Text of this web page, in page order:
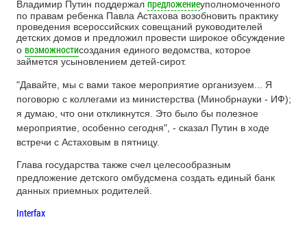
Владимир Путин поддержал предложениеуполномоченного
по правам ребенка Павла Астахова возобновить практику
проведения всероссийских совещаний руководителей
детских домов и предложил провести широкое обсуждение
о возможностисоздания единого ведомства, которое
займется усыновлением детей-сирот.
"Давайте, мы с вами такое мероприятие организуем... Я
поговорю с коллегами из министерства (Минобрнауки - ИФ);
я думаю, что они откликнутся. Это было бы полезное
мероприятие, особенно сегодня", - сказал Путин в ходе
встречи с Астаховым в пятницу.
Глава государства также счел целесообразным
предложение детского омбудсмена создать единый банк
данных приемных родителей.
Interfax